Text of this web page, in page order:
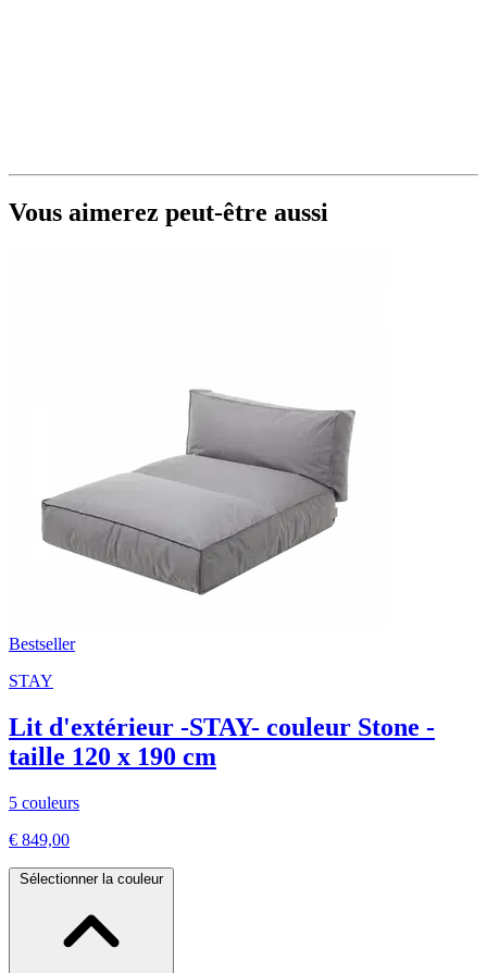
Vous aimerez peut-être aussi
Bestseller
STAY
Lit d'extérieur -STAY- couleur Stone -
taille 120 x 190 cm
5 couleurs
€ 849,00
Sélectionner la couleur